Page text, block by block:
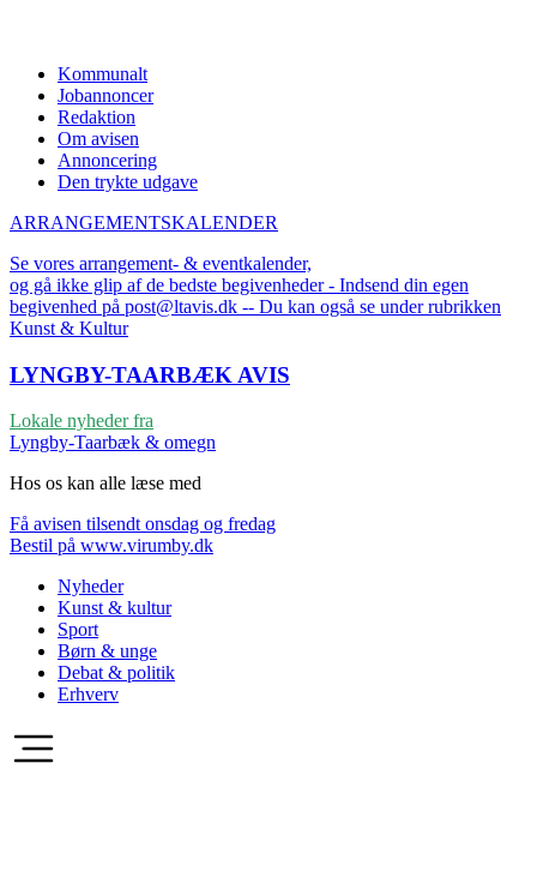
Kommunalt
Jobannoncer
Redaktion
Om avisen
Annoncering
Den trykte udgave
ARRANGEMENTSKALENDER
Se vores arrangement- & eventkalender,
og gå ikke glip af de bedste begivenheder - Indsend din egen
begivenhed på post@ltavis.dk -- Du kan også se under rubrikken
Kunst & Kultur
LYNGBY-TAARBÆK AVIS
Lokale nyheder fra
Lyngby-Taarbæk & omegn
Hos os kan alle læse med
Få avisen tilsendt onsdag og fredag
Bestil på www.virumby.dk
Nyheder
Kunst & kultur
Sport
Børn & unge
Debat & politik
Erhverv